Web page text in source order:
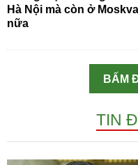
Hà Nội mà còn ở Moskva
nữa
BẤM
TIN